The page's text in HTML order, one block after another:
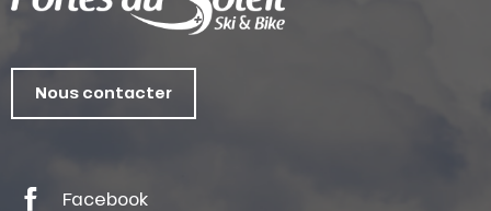
Nous contacter
Facebook